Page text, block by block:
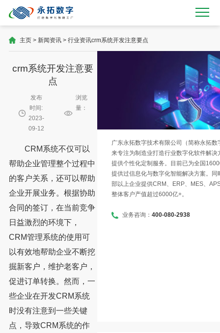
主页> 新闻资讯> 行业资讯crm系统开发注意要点
crm系统开发注意要
点
发布
时间:
2023-
09-12
浏览
量：
CRM系统不仅可以
帮助企业管理整个过程中
的客户关系，还可以帮助
企业开展业务。根据协助
合同的签订，在当前竞争
日益激烈的环境下，
CRM管理系统的使用可
以有效地帮助企业不断挖
掘新客户，维护老客户，
促进订单转换。然而，一
些企业在开发CRM系统
时没有注意到一些关键
点，导致CRM系统的作
广东永拓数字技术有限公司（简称永拓
来专注为制造业打造行业数字化软件解决
提供个性化定制服务。目前已为全国
提供过信息化与数字化智能解决方案。
部以上企业提供CRM、ERP、MES、
整体客户产值超过6000亿+。
业务咨询： 400-080-2938